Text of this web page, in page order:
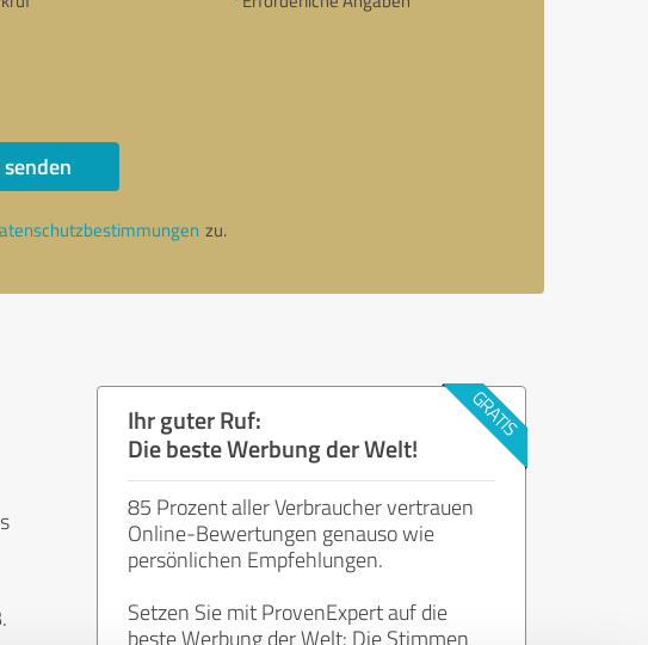
zu.
Ihr guter Ruf:
Die beste Werbung der Welt!
85 Prozent aller Verbraucher vertrauen
Online-Bewertungen genauso wie
persönlichen Empfehlungen.
Setzen Sie mit ProvenExpert auf die
beste Werbung der Welt: Die Stimmen